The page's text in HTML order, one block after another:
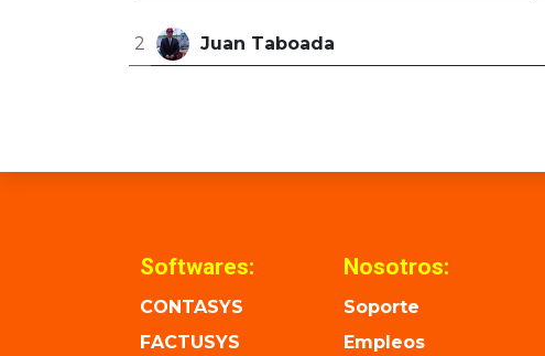
2 Juan Taboada
Softwares:
CONTASYS
FACTUSYS
Nosotros:
Soporte
Empleos